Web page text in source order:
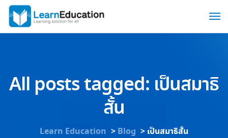
All posts tagged: เป็นสมาธิ
สั้น
Learn Education > Blog > เป็นสมาธิสั้น